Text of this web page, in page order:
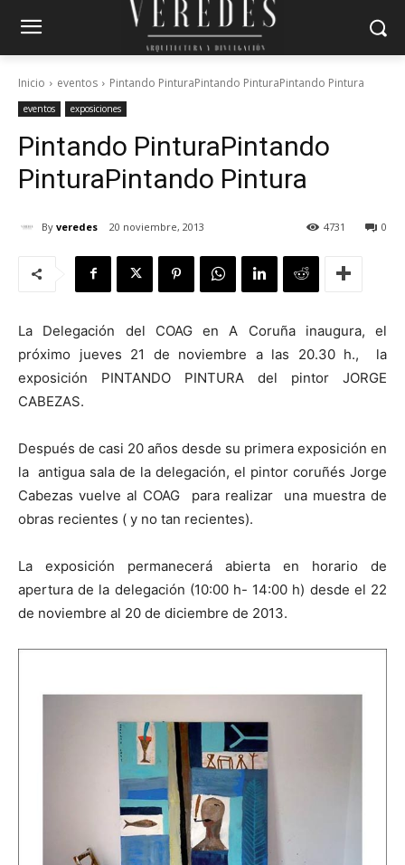
Inicio eventos Pintando PinturaPintando PinturaPintando Pintura
eventos exposiciones
Pintando PinturaPintando
PinturaPintando Pintura
By veredes 20 noviembre, 2013 0
4731
La Delegación del COAG en A Coruña inaugura, el
próximo jueves 21 de noviembre a las 20.30 h., la
exposición PINTANDO PINTURA del pintor JORGE
CABEZAS.
Después de casi 20 años desde su primera exposición en
la antigua sala de la delegación, el pintor coruñés Jorge
Cabezas vuelve al COAG para realizar una muestra de
obras recientes ( y no tan recientes).
La exposición permanecerá abierta en horario de
apertura de la delegación (10:00 h- 14:00 h) desde el 22
de noviembre al 20 de diciembre de 2013.